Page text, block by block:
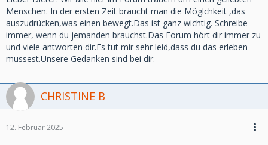
Menschen. In der ersten Zeit braucht man die Möglchkeit ,das
auszudrücken,was einen bewegt.Das ist ganz wichtig. Schreibe
immer, wenn du jemanden brauchst.Das Forum hört dir immer zu
und viele antworten dir.Es tut mir sehr leid,dass du das erleben
mussest.Unsere Gedanken sind bei dir.
CHRISTINE B
12. Februar 2025